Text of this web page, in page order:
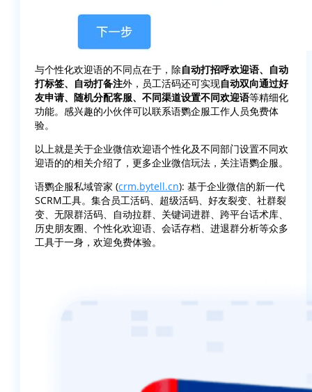
与个性化欢迎语的不同点在于，除自动打招呼欢迎语、自动
打标签、自动打备注外，员工活码还可实现自动双向通过好
友申请、随机分配客服、不同渠道设置不同欢迎语等精细化
功能。感兴趣的小伙伴可以联系语鹦企服工作人员免费体
验。
以上就是关于企业微信欢迎语个性化及不同部门设置不同欢
迎语的的相关介绍了，更多企业微信玩法，关注语鹦企服。
语鹦企服私域管家 (crm.bytell.cn): 基于企业微信的新一代
SCRM工具。集合员工活码、超级活码、好友裂变、社群裂
变、无限群活码、自动拉群、关键词进群、跨平台话术库、
历史朋友圈、个性化欢迎语、会话存档、进退群分析等众多
工具于一身，欢迎免费体验。